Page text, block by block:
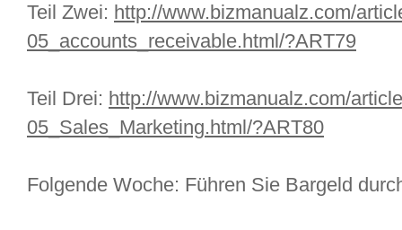
Teil Zwei: http://www.bizmanualz.com/
05_accounts_receivable.html/?ART79
Teil Drei: http://www.bizmanualz.com/
05_Sales_Marketing.html/?ART80
Folgende Woche: Führen Sie Bargeld